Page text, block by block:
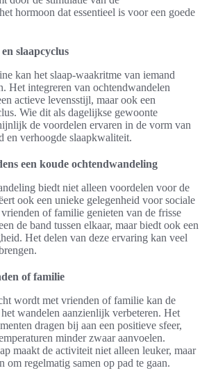
hormoon dat essentieel is voor een goede
slaapcyclus
kan het slaap-waakritme van iemand
Het integreren van ochtendwandelen
actieve levensstijl, maar ook een
Wie dit als dagelijkse gewoonte
de voordelen ervaren in de vorm van
en verhoogde slaapkwaliteit.
een koude ochtendwandeling
biedt niet alleen voordelen voor de
ook een unieke gelegenheid voor sociale
of familie genieten van de frisse
de band tussen elkaar, maar biedt ook een
Het delen van deze ervaring kan veel
of familie
wordt met vrienden of familie kan de
wandelen aanzienlijk verbeteren. Het
dragen bij aan een positieve sfeer,
minder zwaar aanvoelen.
maakt de activiteit niet alleen leuker, maar
om regelmatig samen op pad te gaan.